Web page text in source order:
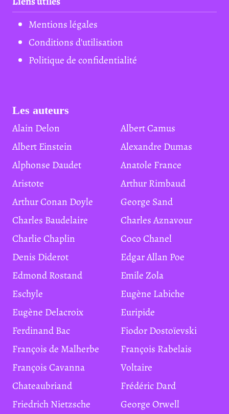
Mentions légales
Conditions d'utilisation
Politique de confidentialité
Les auteurs
Alain Delon
Albert Camus
Albert Einstein
Alexandre Dumas
Alphonse Daudet
Anatole France
Aristote
Arthur Rimbaud
Arthur Conan Doyle
George Sand
Charles Baudelaire
Charles Aznavour
Charlie Chaplin
Coco Chanel
Denis Diderot
Edgar Allan Poe
Edmond Rostand
Emile Zola
Eschyle
Eugène Labiche
Eugène Delacroix
Euripide
Ferdinand Bac
Fiodor Dostoïevski
François de Malherbe
François Rabelais
François Cavanna
Voltaire
Chateaubriand
Frédéric Dard
Friedrich Nietzsche
George Orwell